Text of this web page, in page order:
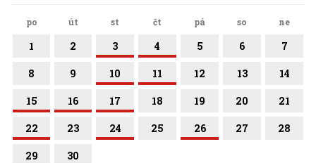
po út st čt pá so ne
1 2 3 4 5 6 7
8 9 10 11 12 13 14
15 16 17 18 19 20 21
22 23 24 25 26 27 28
29 30